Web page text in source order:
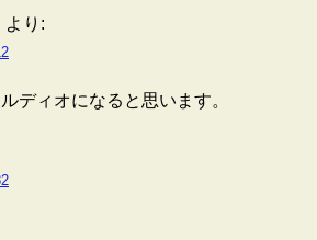
より:
ディオになると思います。